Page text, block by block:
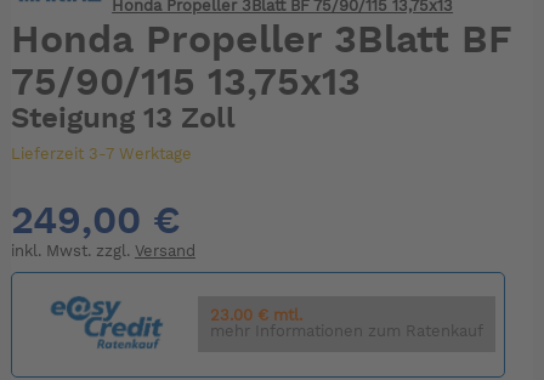
Honda Propeller 3Blatt BF 75/90/115 13,75x13
Honda Propeller 3Blatt BF
75/90/115 13,75x13
Steigung 13 Zoll
Lieferzeit 3-7 Werktage
249,00 €
inkl. Mwst. zzgl. Versand
23.00 € mtl.
mehr Informationen zum Ratenkauf